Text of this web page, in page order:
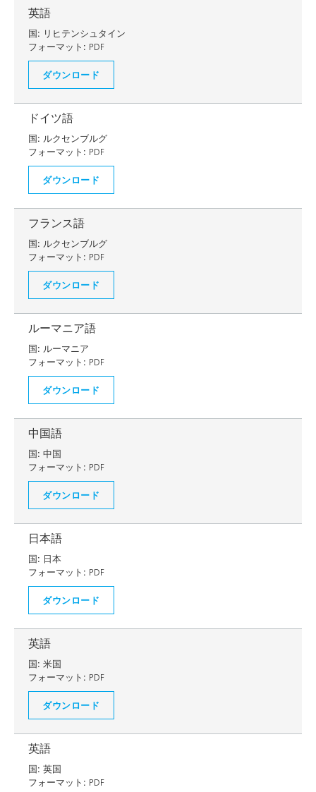
英語
国: リヒテンシュタイン
フォーマット: PDF
ダウンロード
ドイツ語
国: ルクセンブルグ
フォーマット: PDF
ダウンロード
フランス語
国: ルクセンブルグ
フォーマット: PDF
ダウンロード
ルーマニア語
国: ルーマニア
フォーマット: PDF
ダウンロード
中国語
国: 中国
フォーマット: PDF
ダウンロード
日本語
国: 日本
フォーマット: PDF
ダウンロード
英語
国: 米国
フォーマット: PDF
ダウンロード
英語
国: 英国
フォーマット: PDF